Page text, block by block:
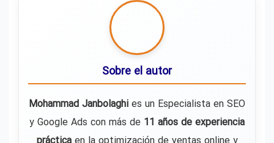
Sobre el autor
Mohammad Janbolaghi es un Especialista en SEO
y Google Ads con más de 11 años de experiencia